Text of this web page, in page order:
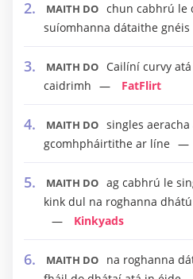
MAITH DO chun cabhrú le
suíomhanna dátaithe gnéis
MAITH DO
Cailíní curvy
caidrimh
FatFlirt
MAITH DO singles
gcomhpháirtithe ar líne
MAITH DO ag cabhrú le
kink dul na roghanna
Kinkyads
MAITH DO
na roghanna